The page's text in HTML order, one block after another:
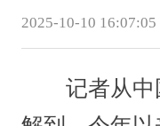
2025-10-10
记者从中